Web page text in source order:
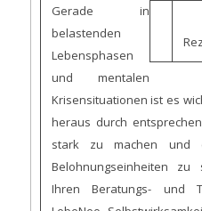
Gerade in
belastenden
Lebensphasen
und mentalen
Krisensituationen ist es
heraus durch
stark zu machen und
Belohnungseinheiten zu
Ihren Beratungs- und